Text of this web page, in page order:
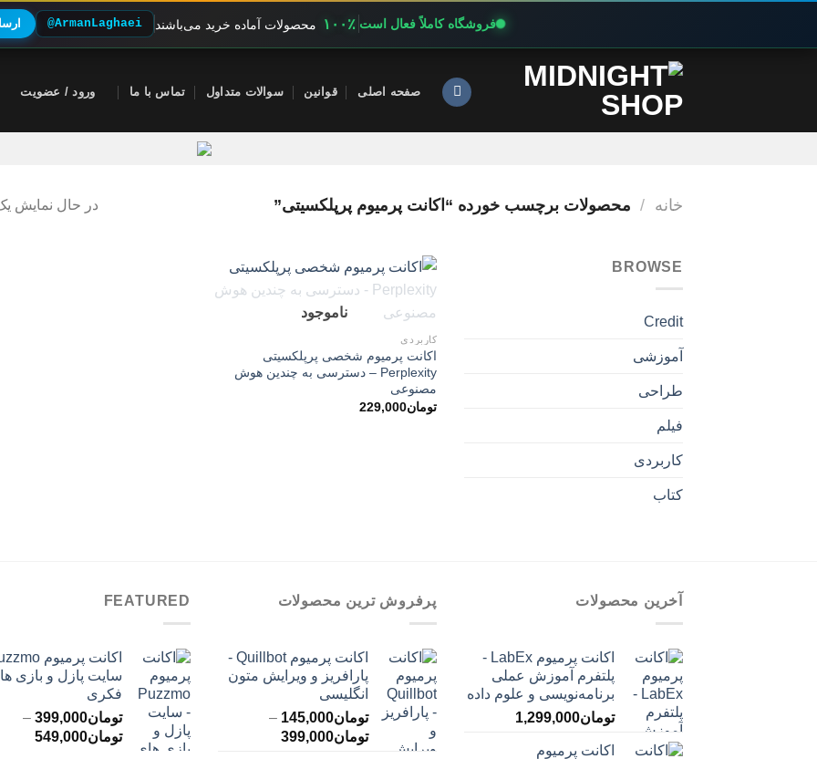
فروشگاه کاملاً فعال است ۱۰۰٪ محصولات آماده خرید می‌باشند @ArmanLaghaei
صفحه اصلی قوانین سوالات متداول تماس با ما ورود / عضویت
خانه / محصولات برچسب خورده “اکانت پرمیوم پرپلکسیتی” در حال نمایش
BROWSE
Credit
آموزشی
طراحی
فیلم
کاربردی
کتاب
ناموجود
کاربردی
اکانت پرمیوم شخصی پرپلکسیتی
Perplexity – دسترسی به چندین هوش
مصنوعی
تومان229,000
آخرین محصولات
اکانت پرمیوم LabEx -
پلتفرم آموزش عملی
برنامه‌نویسی و علوم داده
تومان1,299,000
اکانت پرمیوم
پرفروش ترین محصولات
اکانت پرمیوم Quillbot -
پارافریز و ویرایش متون
انگلیسی
تومان145,000
–
تومان399,000محدوده
FEATURED
سایت پازل و بازی
فکری
تومان399,000
–
تومان549,000